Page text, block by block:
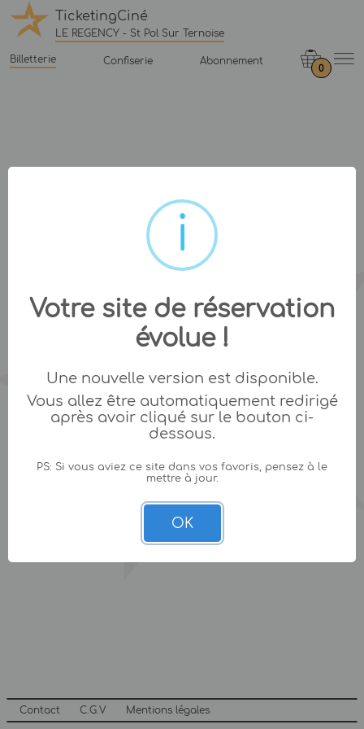
TicketingCiné
LE REGENCY - St Pol Sur Ternoise
Billetterie Confiserie Abonnement
0
Contact C.G.V Mentions légales
Votre site de réservation
évolue !
Une nouvelle version est disponible.
Vous allez être automatiquement redirigé
après avoir cliqué sur le bouton ci-
dessous.
PS: Si vous aviez ce site dans vos favoris, pensez à le
mettre à jour.
OK